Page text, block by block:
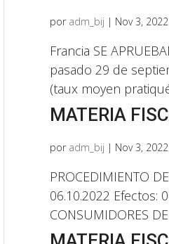
por adm_bij | Nov 3, 2022
Francia SE
pasado 29 de
(taux moyen
MATERIA
por adm_bij | Nov 3, 2022
PROCEDIMIENTO
06.10.2022 Efectos:
CONSUMIDORES